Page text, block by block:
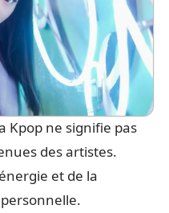
Kpop ne signifie pas
des artistes.
et de la